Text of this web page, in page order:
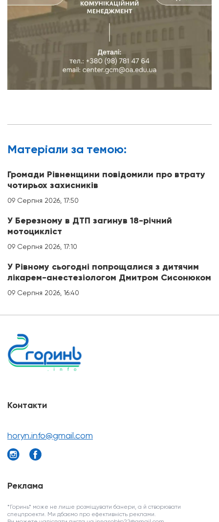
Матерiали за темою:
Громади Рівненщини повідомили про втрату
чотирьох захисників
09 Серпня 2026, 17:50
У Березному в ДТП загинув 18-річний
мотоцикліст
09 Серпня 2026, 17:10
У Рівному сьогодні попрощалися з дитячим
лікарем-анестезіологом Дмитром Сисонюком
09 Серпня 2026, 16:40
Контакти
horyn.info@gmail.com
Реклама
*Горинь* може не лише розміщувати банери, а й створювати
спецпроекти. Ми дбаємо про ефективність реклами.